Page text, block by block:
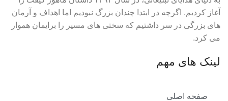
آغاز کردیم. اگرچه در ابتدا چندان بزرگ نبودیم اما اهداف و آرمان
های بزرگی در سر داشتیم که سختی های مسیر را برایمان هموار
می کرد.
لینک های مهم
صفحه اصلی